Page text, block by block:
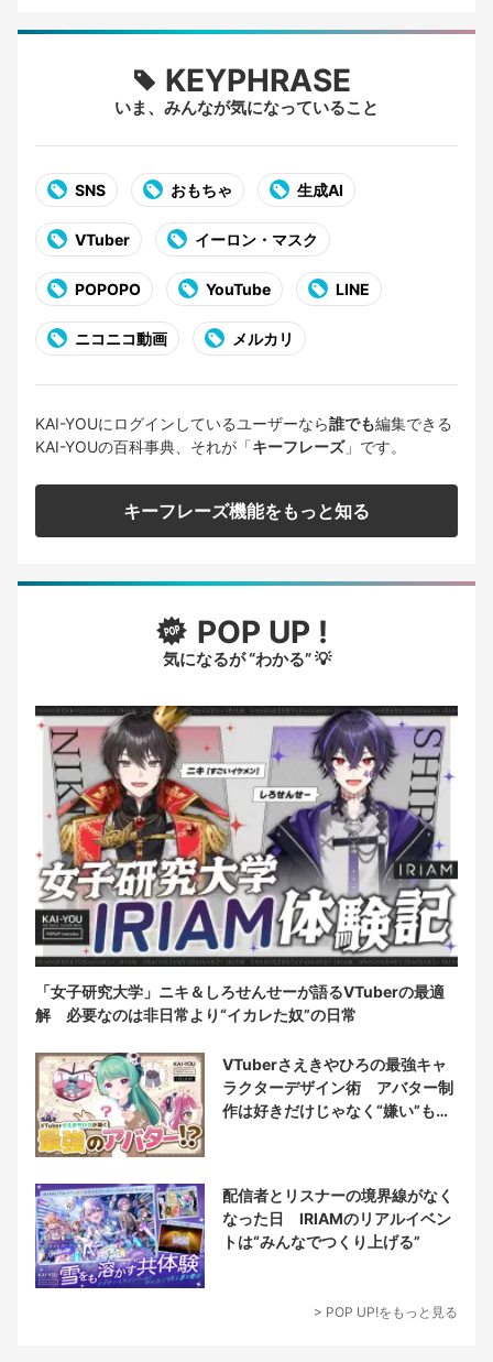
KEYPHRASE
いま、みんなが気になっていること
SNS おもちゃ 生成AI
VTuber イーロン・マスク
POPOPO YouTube LINE
ニコニコ動画 メルカリ
KAI-YOUにログインしているユーザーなら誰でも編集できる
KAI-YOUの百科事典、それが「キーフレーズ」です。
キーフレーズ機能をもっと知る
POP UP !
気になるが “わかる” 💡
「女子研究大学」ニキ＆しろせんせーが語るVTuberの最適
解 必要なのは非日常より“イカレた奴”の日常
VTuberさえきやひろの最強キャ
ラクターデザイン術 アバター制
作は好きだけじゃなく“嫌い”もブ
配信者とリスナーの境界線がなく
なった日 IRIAMのリアルイベン
トは“みんなでつくり上げる”
> POP UP!をもっと見る